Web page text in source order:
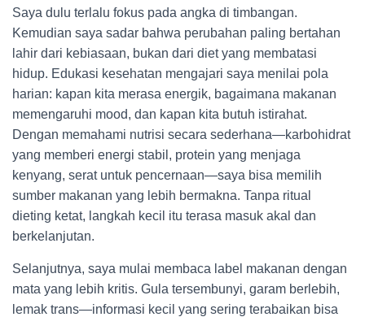
Saya dulu terlalu fokus pada angka di timbangan.
Kemudian saya sadar bahwa perubahan paling bertahan
lahir dari kebiasaan, bukan dari diet yang membatasi
hidup. Edukasi kesehatan mengajari saya menilai pola
harian: kapan kita merasa energik, bagaimana makanan
memengaruhi mood, dan kapan kita butuh istirahat.
Dengan memahami nutrisi secara sederhana—karbohidrat
yang memberi energi stabil, protein yang menjaga
kenyang, serat untuk pencernaan—saya bisa memilih
sumber makanan yang lebih bermakna. Tanpa ritual
dieting ketat, langkah kecil itu terasa masuk akal dan
berkelanjutan.
Selanjutnya, saya mulai membaca label makanan dengan
mata yang lebih kritis. Gula tersembunyi, garam berlebih,
lemak trans—informasi kecil yang sering terabaikan bisa